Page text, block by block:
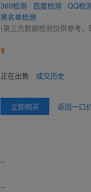
360检测 百度检测
QQ检
黑名单检测
(第三方数据检测仅供参考
¥
正在出售 成交历史
立即购买 返回一口
--
--